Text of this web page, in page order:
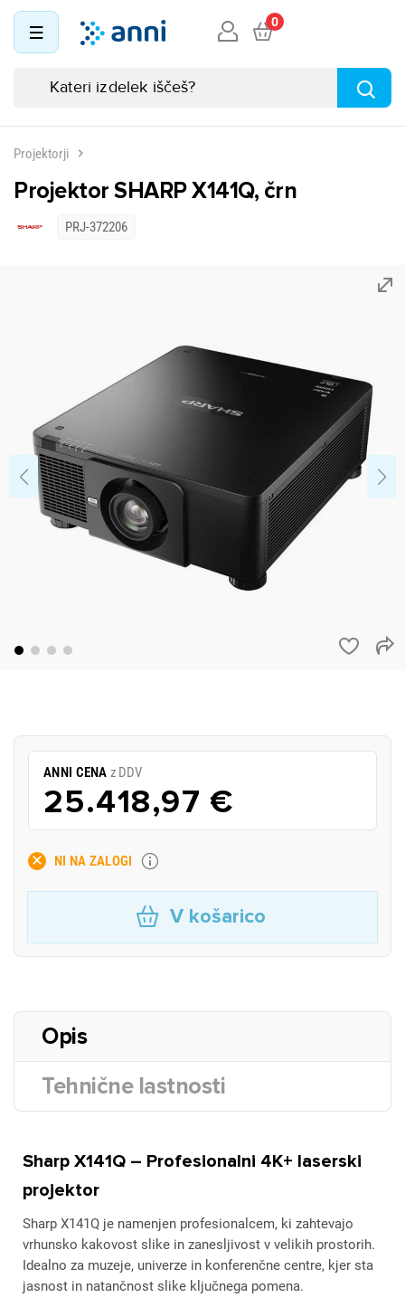
0
Projektorji
Projektor SHARP X141Q, črn
PRJ-372206
ANNI CENA z DDV
25.418,97 €
NI NA ZALOGI
V košarico
Opis
Tehnične lastnosti
Sharp X141Q – Profesionalni 4K+ laserski
projektor
Sharp X141Q je namenjen profesionalcem, ki zahtevajo
vrhunsko kakovost slike in zanesljivost v velikih prostorih.
Idealno za muzeje, univerze in konferenčne centre, kjer sta
jasnost in natančnost slike ključnega pomena.